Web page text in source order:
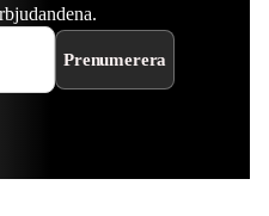
Prenumerera